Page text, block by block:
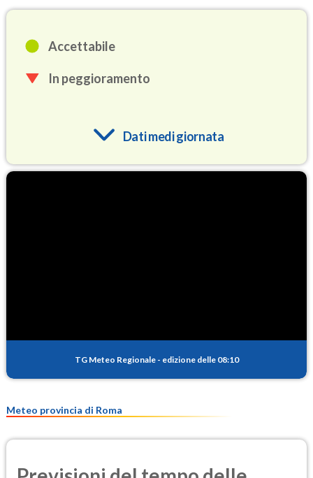
Accettabile
In peggioramento
Dati medi giornata
PM25
TG Meteo Regionale - edizione delle 08:10
Meteo provincia di Roma